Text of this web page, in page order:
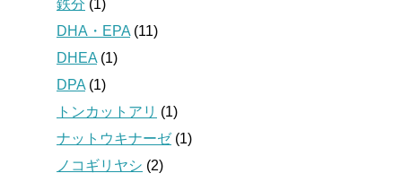
鉄分 (1)
DHA・EPA (11)
DHEA (1)
DPA (1)
トンカットアリ (1)
ナットウキナーゼ(1)
ノコギリヤシ (2)